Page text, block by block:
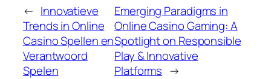
← Innovatieve
Trends in Online
Casino Spellen en
Verantwoord
Spelen
Emerging Paradigms in
Online Casino Gaming: A
Spotlight on Responsible
Play & Innovative
Platforms →